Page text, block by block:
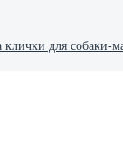
клички для собаки-